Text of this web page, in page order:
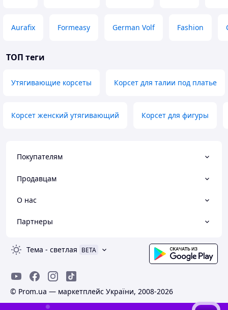
Aurafix Formeasy German Volf Fashion
ТОП теги
Утягивающие корсеты Корсет для талии под платье
Корсет женский утягивающий Корсет для фигуры
Покупателям
Продавцам
О нас
Партнеры
Тема - светлая BETA
© Prom.ua — маркетплейс України, 2008-2026